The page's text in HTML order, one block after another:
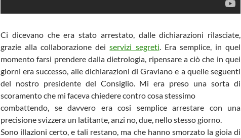
Ci dicevano che era stato arrestato, dalle dichiarazioni rilasciate,
grazie alla collaborazione deiservizi segreti. Era semplice, in quel
momento farsi prendere dalla dietrologia, ripensare a ciò che in quei
giorni era successo, alle dichiarazioni di Graviano e a quelle seguenti
del nostro presidente del Consiglio. Mi era preso una sorta di
scoramento che mi faceva chiedere contro cosa stessimo
combattendo, se davvero era cosi semplice arrestare con una
precisione svizzera un latitante, anzi no, due, nello stesso giorno.
Sono illazioni certo, e tali restano, ma che hanno smorzato la gioia di